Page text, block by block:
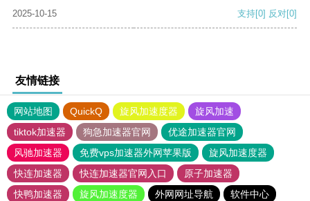
2025-10-15
支持[0] 反对[0]
友情链接
网站地图 QuickQ 旋风加速度器
旋风加速
tiktok加速器
狗急加速器官网
优途加速器官网
风驰加速器
免费vps加速器外网苹果版
旋风加速度器
快连加速器
快连加速器官网入口
原子加速器
快鸭加速器
旋风加速度器 外网网址导航
软件中心